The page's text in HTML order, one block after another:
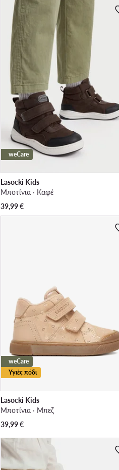
weCare
Lasocki Kids
Μποτίνια · Καφέ
39,99€
weCare
Υγιές πόδι
Lasocki Kids
Μποτίνια · Μπεζ
39,99€